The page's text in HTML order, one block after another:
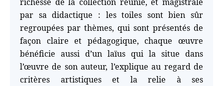
par sa didactique : les toiles sont bien sûr
regroupées par thèmes, qui sont présentés de
façon claire et pédagogique, chaque œuvre
bénéficie aussi d’un laïus qui la situe dans
l’œuvre de son auteur, l’explique au regard de
critères artistiques et la relie à ses